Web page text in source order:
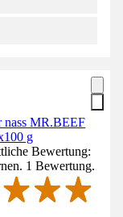
nass MR.BEEF
g
Bewertung:
1 Bewertung.